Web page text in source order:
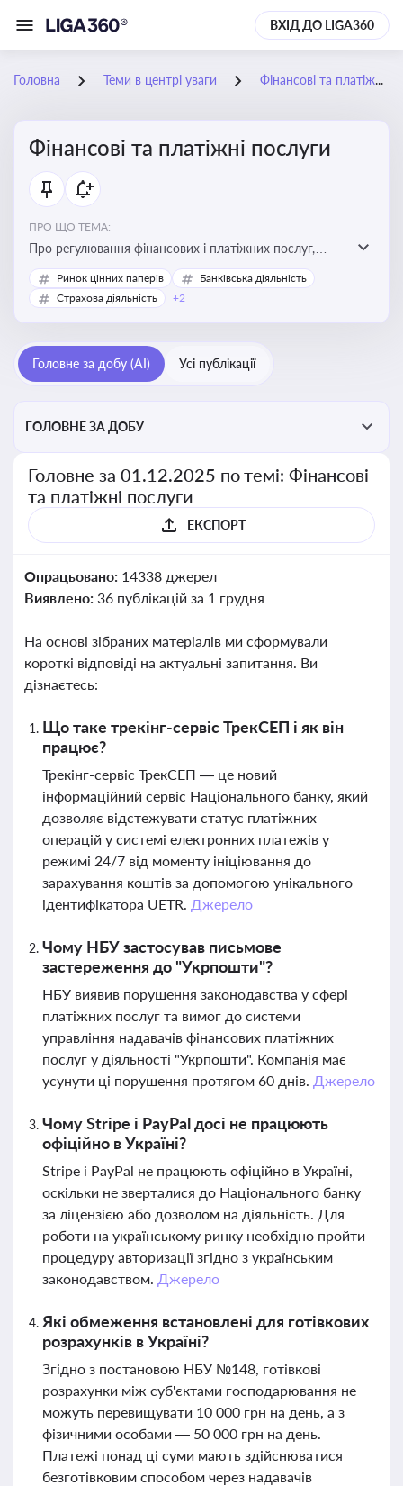
ВХІД ДО LIGA360
Головна Теми в центрі уваги Фінансові та платіжні послуги
Фінансові та платіжні послуги
ПРО ЩО ТЕМА:
Про регулювання фінансових і платіжних послуг,
управління коштами, приймання платежів та
дотримання ліцензійних вимог
Ринок цінних паперів
Банківська діяльність
Страхова діяльність
+2
Головне за добу (AI) Усі публікації
ГОЛОВНЕ ЗА ДОБУ
Головне за 01.12.2025 по темі: Фінансові
та платіжні послуги
ЕКСПОРТ
Опрацьовано: 14338 джерел
Виявлено: 36 публікацій за 1 грудня
На основі зібраних матеріалів ми сформували
короткі відповіді на актуальні запитання. Ви
дізнаєтесь:
Що таке трекінг-сервіс ТрекСЕП і як він
працює?
Трекінг-сервіс ТрекСЕП — це новий
інформаційний сервіс Національного банку, який
дозволяє відстежувати статус платіжних
операцій у системі електронних платежів у
режимі 24/7 від моменту ініціювання до
зарахування коштів за допомогою унікального
ідентифікатора UETR. Джерело
Чому НБУ застосував письмове
застереження до "Укрпошти"?
НБУ виявив порушення законодавства у сфері
платіжних послуг та вимог до системи
управління надавачів фінансових платіжних
послуг у діяльності "Укрпошти". Компанія має
усунути ці порушення протягом 60 днів. Джерело
Чому Stripe і PayPal досі не працюють
офіційно в Україні?
Stripe і PayPal не працюють офіційно в Україні,
оскільки не зверталися до Національного банку
за ліцензією або дозволом на діяльність. Для
роботи на українському ринку необхідно пройти
процедуру авторизації згідно з українським
законодавством. Джерело
Які обмеження встановлені для готівкових
розрахунків в Україні?
Згідно з постановою НБУ №148, готівкові
розрахунки між суб'єктами господарювання не
можуть перевищувати 10 000 грн на день, а з
фізичними особами — 50 000 грн на день.
Платежі понад ці суми мають здійснюватися
безготівковим способом через надавачів